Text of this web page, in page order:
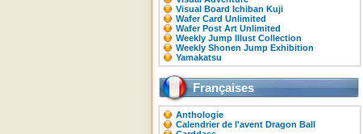
Visual Board Ichiban Kuji
Wafer Card Unlimited
Wafer Post Art Unlimited
Weekly Jump Illust Collection
Weekly Shonen Jump Exhibition
Yamakatsu
Françaises
Anthologie
Calendrier de l'avent Dragon Ball